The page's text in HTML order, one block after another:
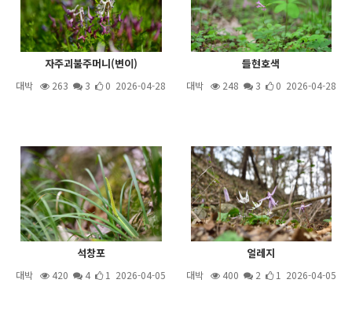
자주괴불주머니(변이)
대박 263 3 0 2026-04-28
들현호색
대박 248 3 0 2026-04-28
석창포
대박 420 4 1 2026-04-05
얼레지
대박 400 2 1 2026-04-05